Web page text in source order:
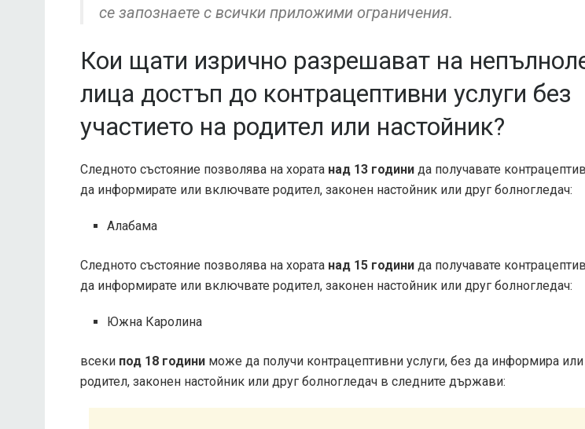
се запознаете с всички приложими ограничения.
Кои щати изрично разрешават на
лица достъп до контрацептивни услуги без
участието на родител или настойник?
Следното състояние позволява на хората над 13 години да получавате
да информирате или включвате родител, законен настойник или друг болногледач:
Алабама
Следното състояние позволява на хората над 15 години да получавате
да информирате или включвате родител, законен настойник или друг болногледач:
Южна Каролина
всеки под 18 години може да получи контрацептивни услуги, без да информира
родител, законен настойник или друг болногледач в следните държави: